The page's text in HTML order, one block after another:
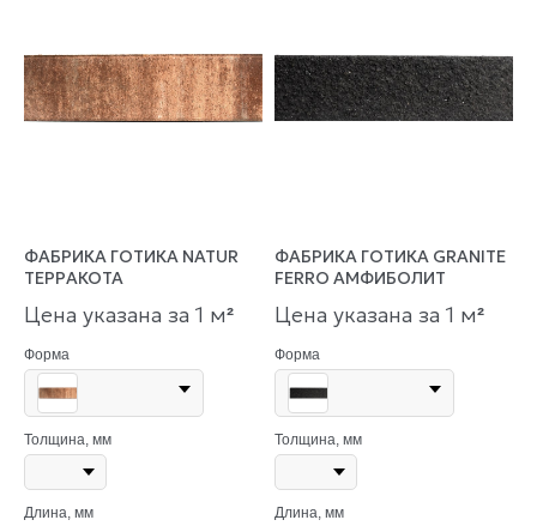
ФАБРИКА ГОТИКА NATUR
ТЕРРАКОТА
Цена указана за 1 м²
Форма
Толщина, мм
Длина, мм
ФАБРИКА ГОТИКА GRANITE
FERRO АМФИБОЛИТ
Цена указана за 1 м²
Форма
Толщина, мм
Длина, мм